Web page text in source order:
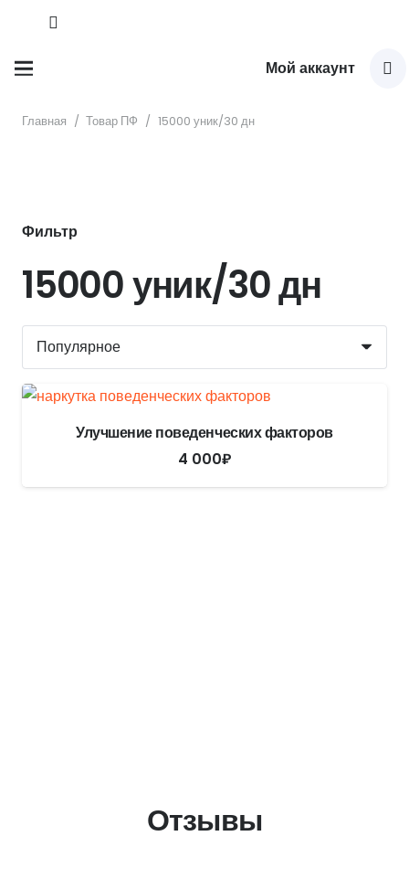
Мой аккаунт
Главная / Товар ПФ / 15000 уник/30 дн
Фильтр
15000 уник/30 дн
Улучшение поведенческих факторов
4 000₽
Отзывы